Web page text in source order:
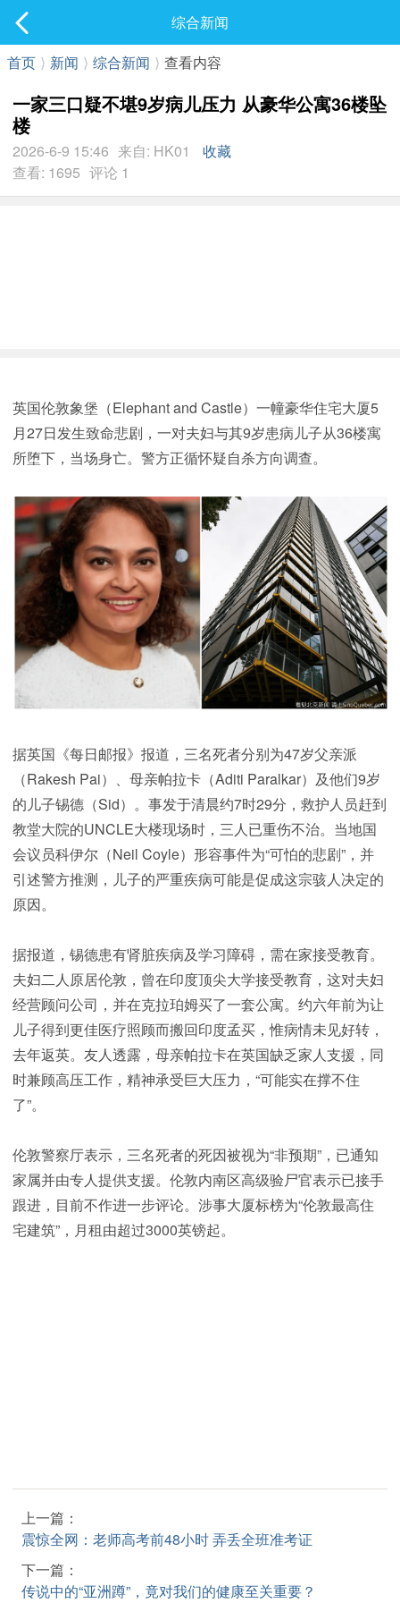
最新发表
综合新闻
首页 ⟩ 新闻 ⟩ 综合新闻 ⟩ 查看内容
一家三口疑不堪9岁病儿压力 从豪华公寓36楼坠
楼
2026-6-9 15:46 来自: HK01
收藏
查看: 1695 评论 1
英国伦敦象堡（Elephant and Castle）一幢豪华住宅大厦5
月27日发生致命悲剧，一对夫妇与其9岁患病儿子从36楼寓
所堕下，当场身亡。警方正循怀疑自杀方向调查。
据英国《每日邮报》报道，三名死者分别为47岁父亲派
（Rakesh Pai）、母亲帕拉卡（Aditi Paralkar）及他们9岁
的儿子锡德（Sid）。事发于清晨约7时29分，救护人员赶到
教堂大院的UNCLE大楼现场时，三人已重伤不治。当地国
会议员科伊尔（Neil Coyle）形容事件为“可怕的悲剧”，并
引述警方推测，儿子的严重疾病可能是促成这宗骇人决定的
原因。
据报道，锡德患有肾脏疾病及学习障碍，需在家接受教育。
夫妇二人原居伦敦，曾在印度顶尖大学接受教育，这对夫妇
经营顾问公司，并在克拉珀姆买了一套公寓。约六年前为让
儿子得到更佳医疗照顾而搬回印度孟买，惟病情未见好转，
去年返英。友人透露，母亲帕拉卡在英国缺乏家人支援，同
时兼顾高压工作，精神承受巨大压力，“可能实在撑不住
了”。
伦敦警察厅表示，三名死者的死因被视为“非预期”，已通知
家属并由专人提供支援。伦敦内南区高级验尸官表示已接手
跟进，目前不作进一步评论。涉事大厦标榜为“伦敦最高住
宅建筑”，月租由超过3000英镑起。
上一篇：
震惊全网：老师高考前48小时 弄丢全班准考证
下一篇：
传说中的“亚洲蹲”，竟对我们的健康至关重要？